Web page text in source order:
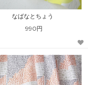
なばなとちょう
990円